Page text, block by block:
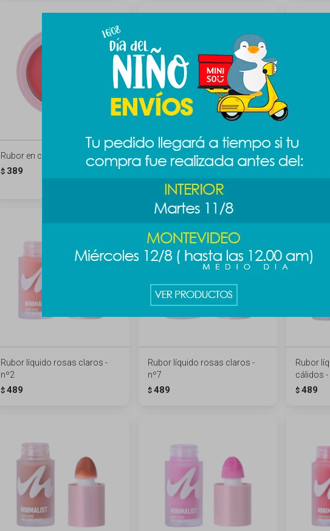
Rubor en crema rosas - nº6
$ 389
Rubor en crema marrones -
nº8
389
Rubor
nº10
Rubor líquido rosas claros -
nº2
$ 489
Rubor líquido rosas claros -
nº7
$ 489
Rubor
cálidos -
$ 489